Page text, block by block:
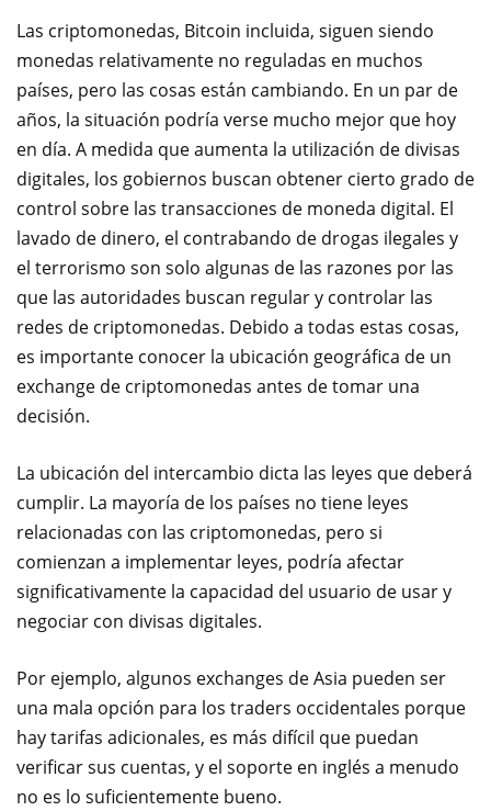
Las criptomonedas, Bitcoin incluida, siguen siendo
monedas relativamente no reguladas en muchos
países, pero las cosas están cambiando. En un par de
años, la situación podría verse mucho mejor que hoy
en día. A medida que aumenta la utilización de divisas
digitales, los gobiernos buscan obtener cierto grado de
control sobre las transacciones de moneda digital. El
lavado de dinero, el contrabando de drogas ilegales y
el terrorismo son solo algunas de las razones por las
que las autoridades buscan regular y controlar las
redes de criptomonedas. Debido a todas estas cosas,
es importante conocer la ubicación geográfica de un
exchange de criptomonedas antes de tomar una
decisión.
La ubicación del intercambio dicta las leyes que deberá
cumplir. La mayoría de los países no tiene leyes
relacionadas con las criptomonedas, pero si
comienzan a implementar leyes, podría afectar
significativamente la capacidad del usuario de usar y
negociar con divisas digitales.
Por ejemplo, algunos exchanges de Asia pueden ser
una mala opción para los traders occidentales porque
hay tarifas adicionales, es más difícil que puedan
verificar sus cuentas, y el soporte en inglés a menudo
no es lo suficientemente bueno.